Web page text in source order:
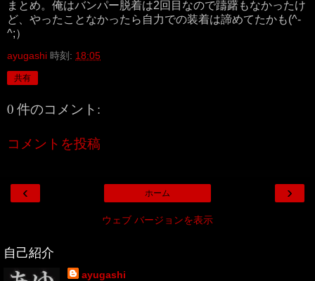
まとめ。俺はバンパー脱着は2回目なので躊躇もなかったけ
ど、やったことなかったら自力での装着は諦めてたかも(^-
^;）
ayugashi 時刻: 18:05
共有
0 件のコメント:
コメントを投稿
‹ ›
ホーム
ウェブ バージョンを表示
自己紹介
ayugashi